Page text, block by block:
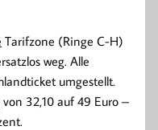
Tarifzone (Ringe C-H)
weg. Alle
umgestellt.
32,10 auf 49 Euro –